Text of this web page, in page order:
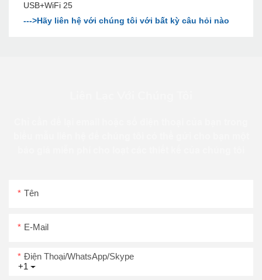
--->Hãy liên hệ với chúng tôi với bất kỳ câu hỏi nào
Tên
E-Mail
+1
Điện Thoại/WhatsApp/Skype